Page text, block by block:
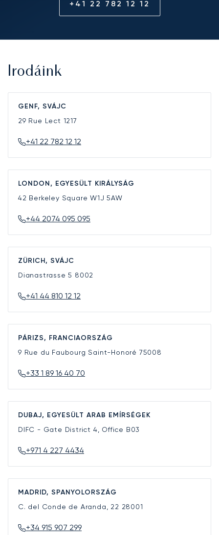
+41 22 782 12 12
Irodáink
GENF, SVÁJC
29 Rue Lect 1217
+41 22 782 12 12
LONDON, EGYESÜLT KIRÁLYSÁG
42 Berkeley SquareW1J 5AW
+44 2074 095 095
ZÜRICH, SVÁJC
Dianastrasse 5 8002
+41 44 810 12 12
PÁRIZS, FRANCIAORSZÁG
9 Rue du Faubourg Saint-Honoré 75008
+33 1 89 16 40 70
DUBAJ, EGYESÜLT ARAB EMÍRSÉGEK
DIFC - Gate District 4, Office B03
+971 4 227 4434
MADRID, SPANYOLORSZÁG
C. del Conde de Aranda, 22 28001
+34 915 907 299